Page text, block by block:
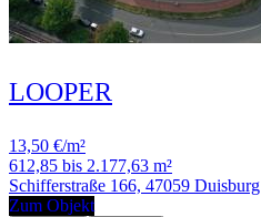
LOOPER
13,50 €/m²
612,85 bis 2.177,63 m²
Schifferstraße 166, 47059 Duisburg
Zum Objekt